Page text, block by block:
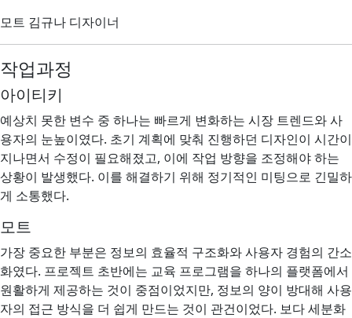
모트 김규나 디자이너
작업과정
아이티키
예상치 못한 변수 중 하나는 빠르게 변화하는 시장 트렌드와 사
용자의 눈높이였다. 초기 계획에 맞춰 진행하던 디자인이 시간이
지나면서 수정이 필요해졌고, 이에 작업 방향을 조정해야 하는
상황이 발생했다. 이를 해결하기 위해 정기적인 미팅으로 긴밀하
게 소통했다.
모트
가장 중요한 부분은 정보의 효율적 구조화와 사용자 경험의 간소
화였다. 프로젝트 초반에는 교육 프로그램을 하나의 플랫폼에서
원활하게 제공하는 것이 중점이었지만, 정보의 양이 방대해 사용
자의 접근 방식을 더 쉽게 만드는 것이 관건이었다. 보다 세분화